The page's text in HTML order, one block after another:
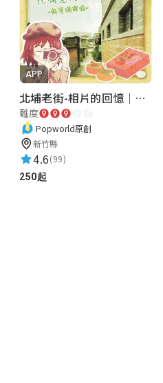
境，建議白天前往。可以
的景點，很棒！
★★★★★
APP
北埔老街-相片的回憶｜新竹老街城市解謎
難度
Popworld原創
新竹縣
4.6(99)
250起